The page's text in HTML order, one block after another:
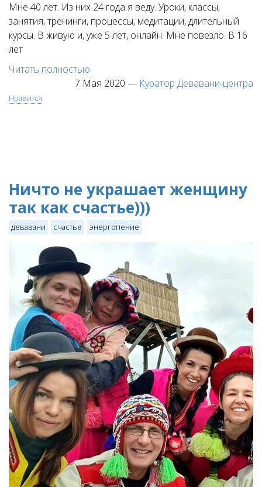
Мне 40 лет. Из них 24 года я веду. Уроки, классы,
занятия, тренинги, процессы, медитации, длительный
курсы. В живую и, уже 5 лет, онлайн. Мне повезло. В 16
лет
Читать полностью
7 Мая 2020 — Куратор Девавани-центра
Нравится
Ничто не украшает женщину
так как счастье)))
девавани счастье энергопение